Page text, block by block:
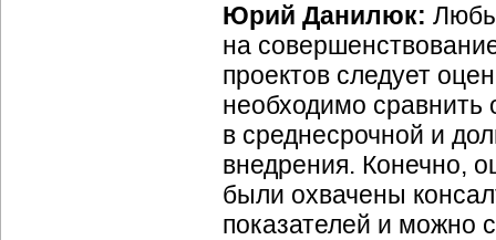
Юрий Данилюк:
на
проектов следует
необходимо сравнить
в среднесрочной и
внедрения. Конечно,
были охвачены
показателей и можно